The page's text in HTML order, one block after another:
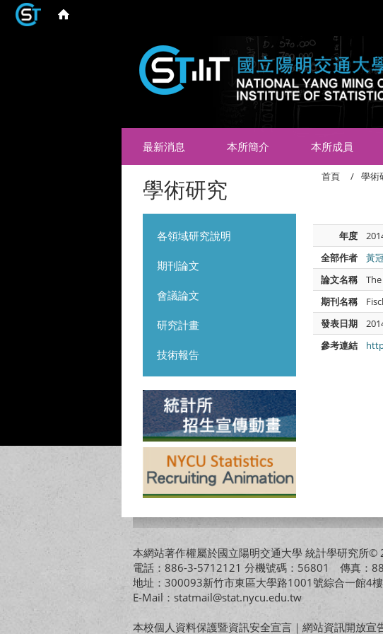
最新消息 本所簡介 本所成員
學術研究
各領域研究說明
期刊論文
會議論文
研究計畫
技術報告
首頁 學術
年度
全部作者
黃
論文名稱
期刊名稱
發表日期
參考連結
本網站著作權屬於國立陽明交通大學 統計學研究所©
電話：886-3-5712121 分機號碼：56801 傳真：
地址：300093新竹市東區大學路1001號綜合一館4
E-Mail：statmail@stat.nycu.edu.tw
本校個人資料保護暨資訊安全宣言 ｜ 網站資訊開放宣